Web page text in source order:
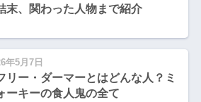
末、関わった人物まで紹介
年5月7日
リー・ダーマーとはどんな人？ミ
ーキーの食人鬼の全て